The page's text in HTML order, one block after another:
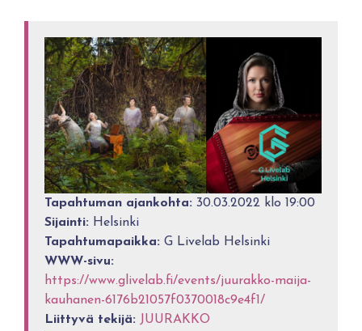
Tapahtuman ajankohta: 30.03.2022 klo 19:00
Sijainti: Helsinki
Tapahtumapaikka: G Livelab Helsinki
WWW-sivu:
https://www.glivelab.fi/events/juurakko-maija-
kauhanen-6176b21057f0370018c9e4f1/
Liittyvä tekijä: JUURAKKO